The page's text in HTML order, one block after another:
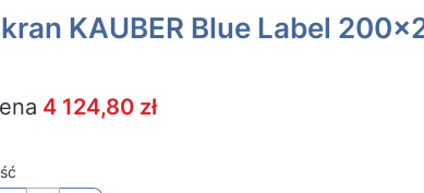
KAUBER Blue Label
4 124,80 zł